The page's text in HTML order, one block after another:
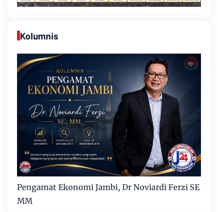
Kolumnis
Pengamat Ekonomi Jambi, Dr Noviardi Ferzi SE
MM